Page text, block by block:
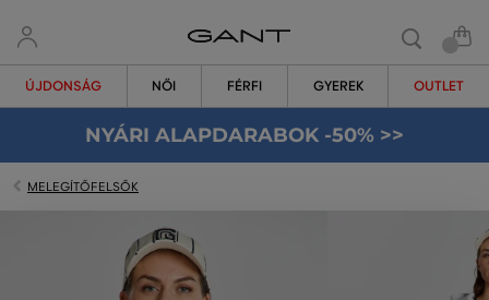
ÚJDONSÁG NŐI FÉRFI GYEREK OUTLET
NYÁRI ALAPDARABOK -50% >>
MELEGÍTŐFELSŐK